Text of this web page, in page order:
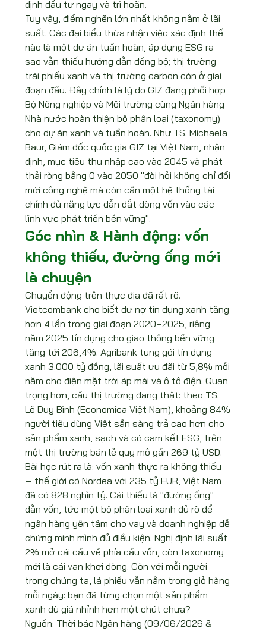
định đầu tư ngay và trì hoãn.
Tuy vậy, điểm nghẽn lớn nhất không nằm ở lãi
suất. Các đại biểu thừa nhận việc xác định thế
nào là một dự án tuần hoàn, áp dụng ESG ra
sao vẫn thiếu hướng dẫn đồng bộ; thị trường
trái phiếu xanh và thị trường carbon còn ở giai
đoạn đầu. Đây chính là lý do GIZ đang phối hợp
Bộ Nông nghiệp và Môi trường cùng Ngân hàng
Nhà nước hoàn thiện bộ phân loại (taxonomy)
cho dự án xanh và tuần hoàn. Như TS. Michaela
Baur, Giám đốc quốc gia GIZ tại Việt Nam, nhận
định, mục tiêu thu nhập cao vào 2045 và phát
thải ròng bằng 0 vào 2050 "đòi hỏi không chỉ đổi
mới công nghệ mà còn cần một hệ thống tài
chính đủ năng lực dẫn dắt dòng vốn vào các
lĩnh vực phát triển bền vững".
Góc nhìn & Hành động: vốn
không thiếu, đường ống mới
là chuyện
Chuyển động trên thực địa đã rất rõ.
Vietcombank cho biết dư nợ tín dụng xanh tăng
hơn 4 lần trong giai đoạn 2020–2025, riêng
năm 2025 tín dụng cho giao thông bền vững
tăng tới 206,4%. Agribank tung gói tín dụng
xanh 3.000 tỷ đồng, lãi suất ưu đãi từ 5,8% mỗi
năm cho điện mặt trời áp mái và ô tô điện. Quan
trọng hơn, cầu thị trường đang thật: theo TS.
Lê Duy Bình (Economica Việt Nam), khoảng 84%
người tiêu dùng Việt sẵn sàng trả cao hơn cho
sản phẩm xanh, sạch và có cam kết ESG, trên
một thị trường bán lẻ quy mô gần 269 tỷ USD.
Bài học rút ra là: vốn xanh thực ra không thiếu
— thế giới có Nordea với 235 tỷ EUR, Việt Nam
đã có 828 nghìn tỷ. Cái thiếu là "đường ống"
dẫn vốn, tức một bộ phân loại xanh đủ rõ để
ngân hàng yên tâm cho vay và doanh nghiệp dễ
chứng minh mình đủ điều kiện. Nghị định lãi suất
2% mở cái cầu về phía cầu vốn, còn taxonomy
mới là cái van khơi dòng. Còn với mỗi người
trong chúng ta, lá phiếu vẫn nằm trong giỏ hàng
mỗi ngày: bạn đã từng chọn một sản phẩm
xanh dù giá nhỉnh hơn một chút chưa?
Nguồn: Thời báo Ngân hàng (09/06/2026 &